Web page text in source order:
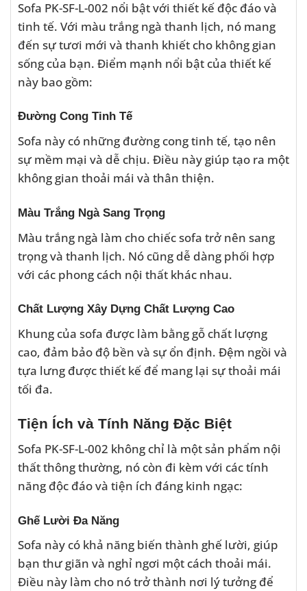
Sofa PK-SF-L-002 nổi bật với thiết kế độc đáo và
tinh tế. Với màu trắng ngà thanh lịch, nó mang
đến sự tươi mới và thanh khiết cho không gian
sống của bạn. Điểm mạnh nổi bật của thiết kế
này bao gồm:
Đường Cong Tinh Tế
Sofa này có những đường cong tinh tế, tạo nên
sự mềm mại và dễ chịu. Điều này giúp tạo ra một
không gian thoải mái và thân thiện.
Màu Trắng Ngà Sang Trọng
Màu trắng ngà làm cho chiếc sofa trở nên sang
trọng và thanh lịch. Nó cũng dễ dàng phối hợp
với các phong cách nội thất khác nhau.
Chất Lượng Xây Dựng Chất Lượng Cao
Khung của sofa được làm bằng gỗ chất lượng
cao, đảm bảo độ bền và sự ổn định. Đệm ngồi và
tựa lưng được thiết kế để mang lại sự thoải mái
tối đa.
Tiện Ích và Tính Năng Đặc Biệt
Sofa PK-SF-L-002 không chỉ là một sản phẩm nội
thất thông thường, nó còn đi kèm với các tính
năng độc đáo và tiện ích đáng kinh ngạc:
Ghế Lười Đa Năng
Sofa này có khả năng biến thành ghế lười, giúp
bạn thư giãn và nghỉ ngơi một cách thoải mái.
Điều này làm cho nó trở thành nơi lý tưởng để